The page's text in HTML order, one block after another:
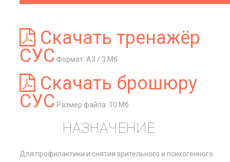
Скачать тренажёр
СУС Формат: А3 / 3 Мб
Скачать брошюру
СУС Размер файла: 10 Мб
НАЗНАЧЕНИЕ
Для профилактики и снятия зрительного и психогенного